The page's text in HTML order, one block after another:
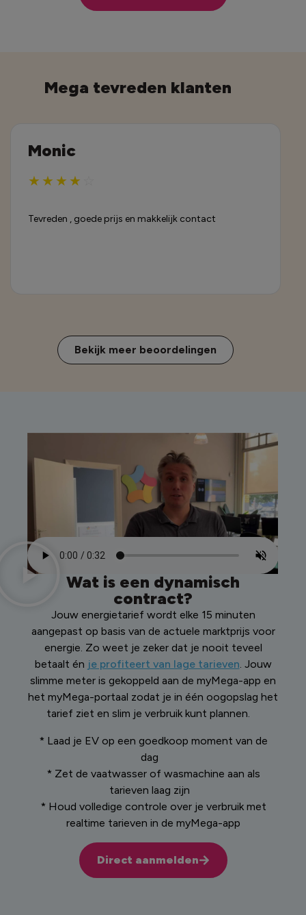
Mega tevreden klanten
Monic
★ ★ ★ ★
Tevreden , goede prijs en makkelijk contact
Bekijk meer beoordelingen
Wat is een dynamisch
contract?
Jouw energietarief wordt elke 15 minuten
aangepast op basis van de actuele marktprijs voor
energie. Zo weet je zeker dat je nooit teveel
betaalt én je profiteert van lage tarieven. Jouw
slimme meter is gekoppeld aan de myMega-app en
het myMega-portaal zodat je in één oogopslag het
tarief ziet en slim je verbruik kunt plannen.
* Laad je EV op een goedkoop moment van de
dag
* Zet de vaatwasser of wasmachine aan als
tarieven laag zijn
* Houd volledige controle over je verbruik met
realtime tarieven in de myMega-app
Direct aanmelden